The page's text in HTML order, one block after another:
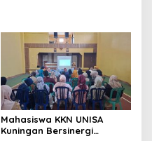
Mahasiswa KKN UNISA
Kuningan Bersinergi